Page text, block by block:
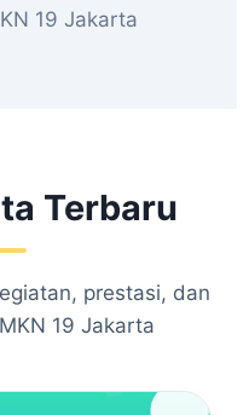
19 Jakarta
Terbaru
prestasi, dan
19 Jakarta